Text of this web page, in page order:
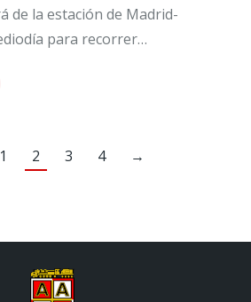
de la estación de Madrid-
para recorrer…
1 2 3 4 →